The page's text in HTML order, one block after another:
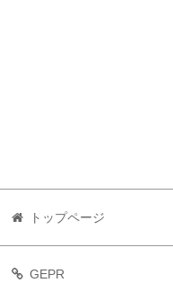
トップページ
GEPR